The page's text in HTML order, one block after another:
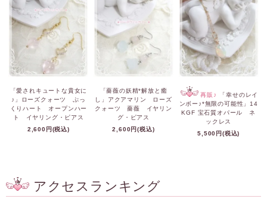
「愛されキュートな貴女に
♪」ローズクォーツ ぷっ
くりハート オープンハー
ト イヤリング・ピアス
2,600円(税込)
「薔薇の妖精*解放と癒
し」アクアマリン ローズ
クォーツ 薔薇 イヤリン
グ・ピアス
2,600円(税込)
再販♪
「幸せのレイ
ンボー♪*無限の可能性」14
KGF 宝石質オパール ネ
ックレス
5,500円(税込)
アクセスランキング